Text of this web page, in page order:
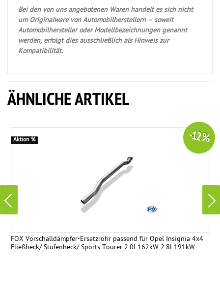
Bei den von uns angebotenen Waren handelt es sich nicht
um Originalware von Automobilherstellern – soweit
Automobilhersteller oder Modellbezeichnungen genannt
werden, erfolgt dies ausschließlich als Hinweis zur
Kompatibilität.
ÄHNLICHE ARTIKEL
FOX Vorschalldämpfer-Ersatzrohr passend für Opel Insignia 4x4
Fließheck/ Stufenheck/ Sports Tourer 2.0l 162kW 2.8l 191kW
-12 %
Aktion %